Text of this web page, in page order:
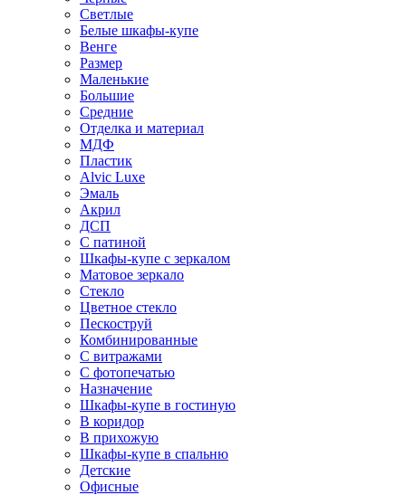
Светлые
Белые шкафы-купе
Венге
Размер
Маленькие
Большие
Средние
Отделка и материал
МДФ
Пластик
Alvic Luxe
Эмаль
Акрил
ДСП
С патиной
Шкафы-купе с зеркалом
Матовое зеркало
Стекло
Цветное стекло
Пескоструй
Комбинированные
С витражами
С фотопечатью
Назначение
Шкафы-купе в гостиную
В коридор
В прихожую
Шкафы-купе в спальню
Детские
Офисные